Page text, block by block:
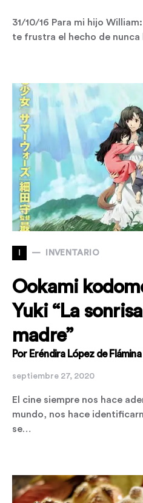
31/10/16 Para mi hijo
te frustra el hecho de nunca
I INVENTARIO
Ookami
Yuki “La
madre”
Por Eréndira López de Flámina
septiembre 27, 2020
El cine siempre nos hace
mundo, nos hace
se…